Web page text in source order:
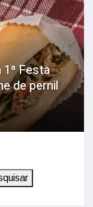
Festa
de pernil